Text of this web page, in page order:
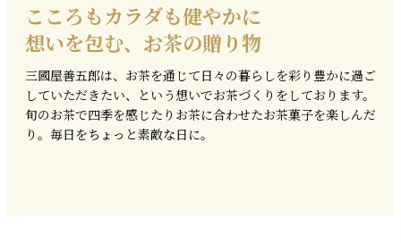
こころもカラダも健やかに
想いを包む、お茶の贈り物
三國屋善五郎は、お茶を通じて日々の暮らしを彩り豊かに過ご
していただきたい、という想いでお茶づくりをしております。
旬のお茶で四季を感じたりお茶に合わせたお茶菓子を楽しんだ
り。毎日をちょっと素敵な日に。